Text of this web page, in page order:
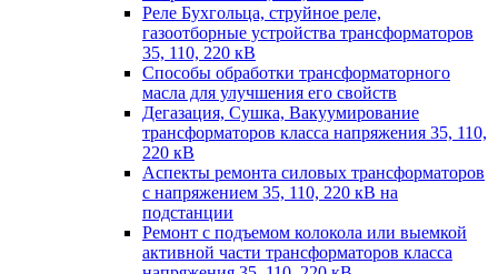
Реле Бухгольца, струйное реле,
газоотборные устройства трансформаторов
35, 110, 220 кВ
Способы обработки трансформаторного
масла для улучшения его свойств
Дегазация, Сушка, Вакуумирование
трансформаторов класса напряжения 35, 110,
220 кВ
Аспекты ремонта силовых трансформаторов
с напряжением 35, 110, 220 кВ на
подстанции
Ремонт с подъемом колокола или выемкой
активной части трансформаторов класса